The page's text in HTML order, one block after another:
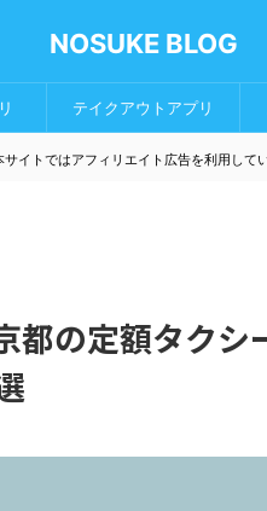
NOSUKE BLOG
テイクアウトアプリ
サイトではアフィリエイト広告を利用して
都の定額タクシ